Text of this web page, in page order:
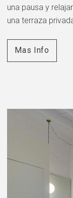
una pausa y
una terraza
Mas Info